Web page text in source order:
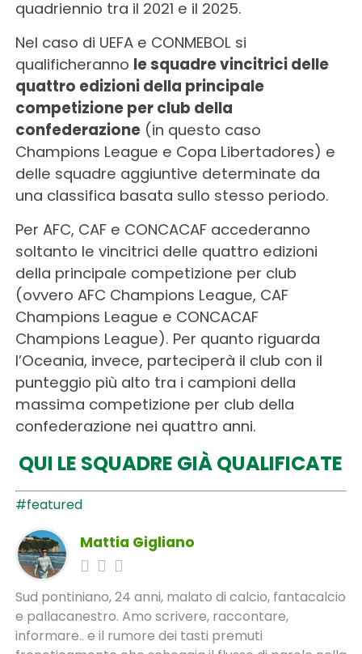
quadriennio tra il 2021 e il 2025.
Nel caso di UEFA e CONMEBOL si
qualificheranno le squadre vincitrici delle
quattro edizioni della principale
competizione per club della
confederazione(in questo caso
Champions League e Copa Libertadores) e
delle squadre aggiuntive determinate da
una classifica basata sullo stesso periodo.
Per AFC, CAF e CONCACAF accederanno
soltanto le vincitrici delle quattro edizioni
della principale competizione per club
(ovvero AFC Champions League, CAF
Champions League e CONCACAF
Champions League). Per quanto riguarda
l’Oceania, invece, parteciperà il club con il
punteggio più alto tra i campioni della
massima competizione per club della
confederazione nei quattro anni.
QUI LE SQUADRE GIÀ QUALIFICATE
#featured
Mattia Gigliano
Sud pontiniano, 24 anni, malato di calcio, fantacalcio
e pallacanestro. Amo scrivere, raccontare,
informare.. e il rumore dei tasti premuti